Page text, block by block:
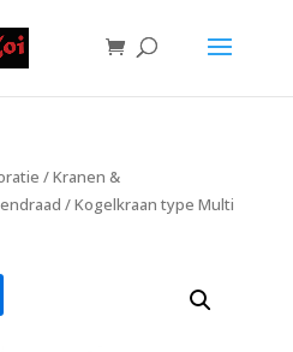
/Kranen &
/ Kogelkraan type Multi